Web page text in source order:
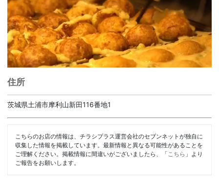
住所
茨城県土浦市摩利山新田116番地1
こちらのお店の情報は、チラシプラス運営会社のセブンネットが独自に
収集した情報を掲載しています。最新情報と異なる可能性があることを
ご理解ください。掲載情報に間違いがございましたら、「 こちら 」より
ご報告をお願いします。